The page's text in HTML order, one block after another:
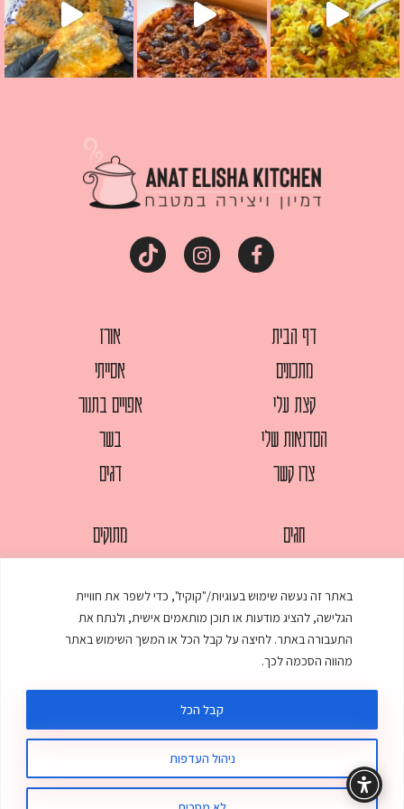
באתר זה נעשה שימוש בעוגיות/"קוקיז", כדי לשפר את חוויית
הגלישה, להציג מודעות או תוכן מותאמים אישית, ולנתח את
התעבורה באתר. לחיצה על קבל הכל או המשך השימוש באתר
מהווה הסכמה לכך.
ניהול העדפות
קבל הכל
דף הבית
מתכונים
קצת עלי
הסדנאות שלי
צרו קשר
אורז
אסייתי
אפויים בתנור
בשר
דגים
חגים
מאפים
ממולאים
מרקים
מתוקים
עוגות
עוף
© כל הזכויות שמורות לענת אלישע | עיצוב ובניית אתר
תקנון האתר מדיניות פרטיות